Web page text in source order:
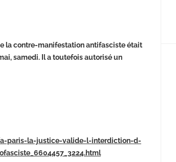
la contre-manifestation antifasciste était
samedi. Il a toutefois autorisé un
paris-la-justice-valide-l-interdiction-d-